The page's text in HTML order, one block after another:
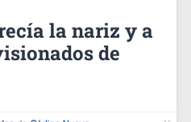
la nariz y a
de